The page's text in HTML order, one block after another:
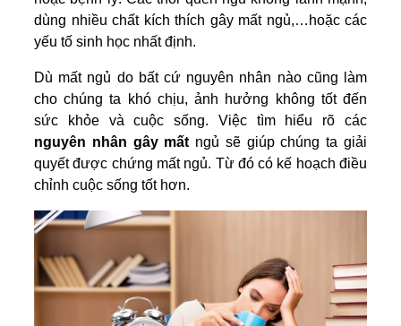
dùng nhiều chất kích thích gây mất ngủ,…hoặc các
yếu tố sinh học nhất định.
Dù mất ngủ do bất cứ nguyên nhân nào cũng làm
cho chúng ta khó chịu, ảnh hưởng không tốt đến
sức khỏe và cuộc sống. Việc tìm hiểu rõ các
nguyên nhân gây mất ngủ sẽ giúp chúng ta giải
quyết được chứng mất ngủ. Từ đó có kế hoạch điều
chỉnh cuộc sống tốt hơn.